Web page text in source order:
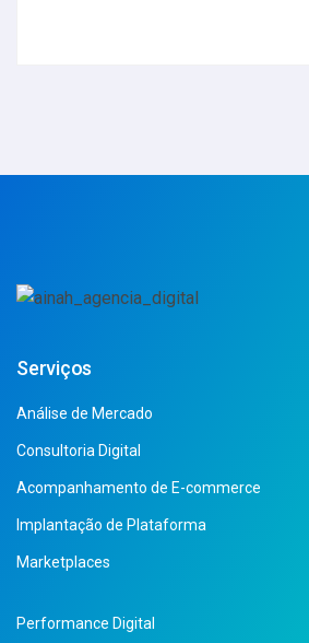
Serviços
Análise de Mercado
Consultoria Digital
Acompanhamento de E-commerce
Implantação de Plataforma
Marketplaces
Performance Digital